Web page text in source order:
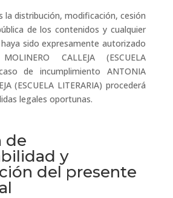
la distribución, modificación, cesión
de los contenidos y cualquier
sido expresamente autorizado
CALLEJA (ESCUELA
de incumplimiento ANTONIA
(ESCUELA LITERARIA) procederá
legales oportunas.
de
y
del presente